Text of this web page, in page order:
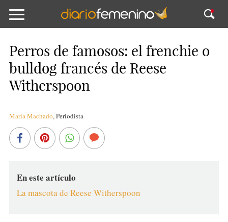
Perros de famosos: el frenchie o
bulldog francés de Reese
Witherspoon
María Machado,Periodista
En este artículo
La mascota de Reese Witherspoon